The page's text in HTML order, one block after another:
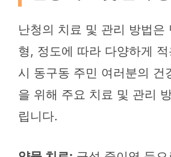
난청의 치료 및 관리 방법은
형, 정도에 따라 다양하게
시 동구동 주민 여러분의 건
을 위해 주요 치료 및 관리
립니다.